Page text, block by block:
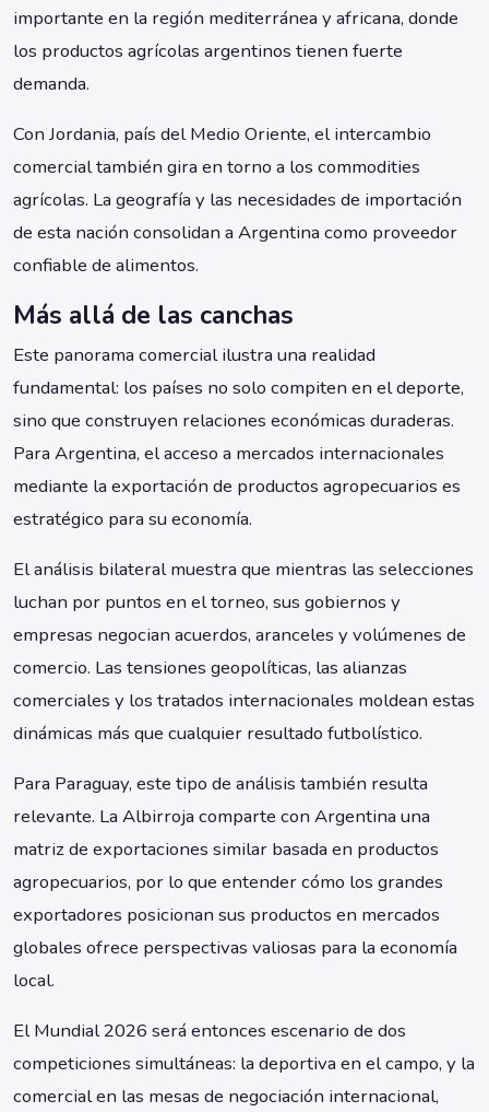
importante en la región mediterránea y africana, donde
los productos agrícolas argentinos tienen fuerte
demanda.
Con Jordania, país del Medio Oriente, el intercambio
comercial también gira en torno a los commodities
agrícolas. La geografía y las necesidades de importación
de esta nación consolidan a Argentina como proveedor
confiable de alimentos.
Más allá de las canchas
Este panorama comercial ilustra una realidad
fundamental: los países no solo compiten en el deporte,
sino que construyen relaciones económicas duraderas.
Para Argentina, el acceso a mercados internacionales
mediante la exportación de productos agropecuarios es
estratégico para su economía.
El análisis bilateral muestra que mientras las selecciones
luchan por puntos en el torneo, sus gobiernos y
empresas negocian acuerdos, aranceles y volúmenes de
comercio. Las tensiones geopolíticas, las alianzas
comerciales y los tratados internacionales moldean estas
dinámicas más que cualquier resultado futbolístico.
Para Paraguay, este tipo de análisis también resulta
relevante. La Albirroja comparte con Argentina una
matriz de exportaciones similar basada en productos
agropecuarios, por lo que entender cómo los grandes
exportadores posicionan sus productos en mercados
globales ofrece perspectivas valiosas para la economía
local.
El Mundial 2026 será entonces escenario de dos
competiciones simultáneas: la deportiva en el campo, y la
comercial en las mesas de negociación internacional,